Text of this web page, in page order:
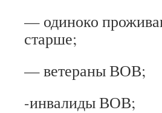
— одиноко
старше;
— ветераны ВОВ;
-инвалиды ВОВ;